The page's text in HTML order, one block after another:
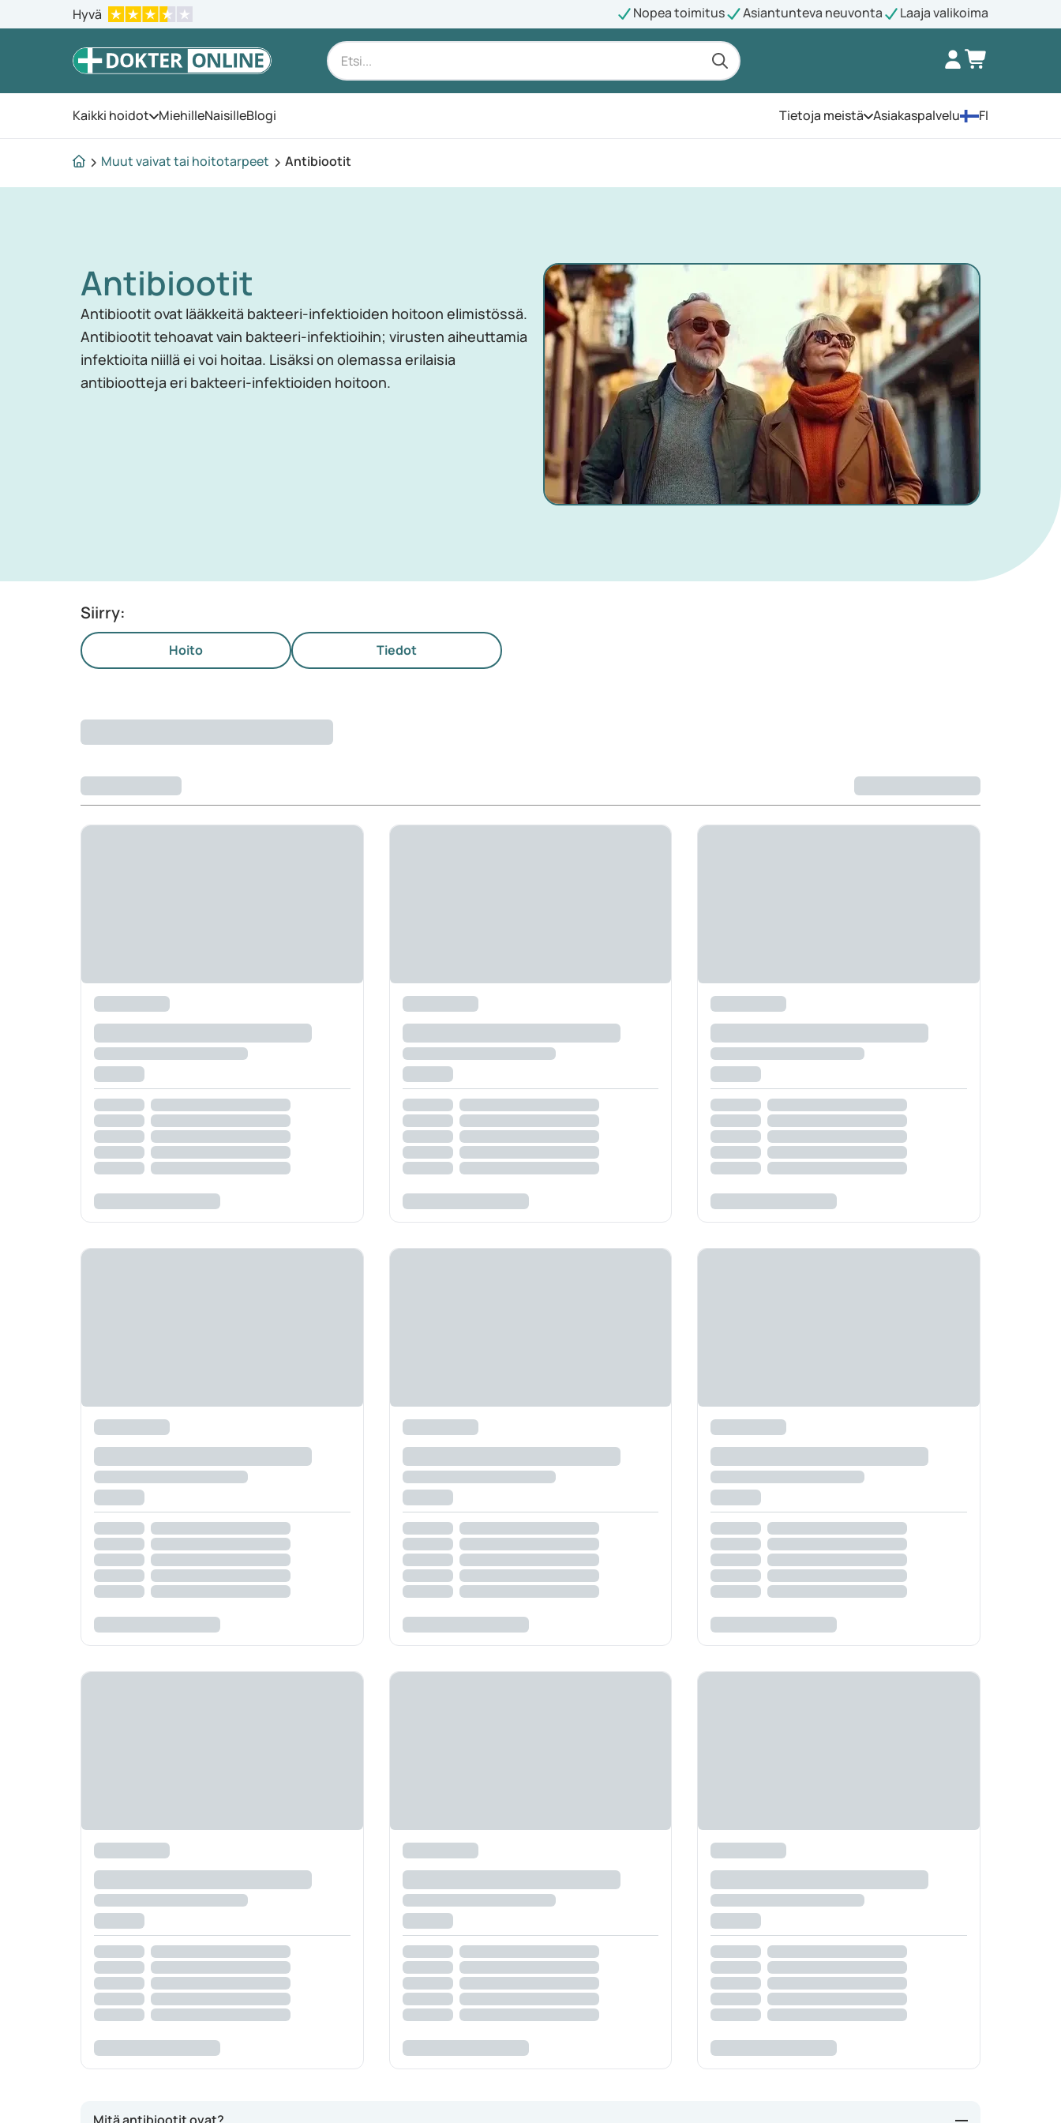
Hyvä Nopea toimitus Asiantunteva neuvonta Laaja valikoima
Kaikki hoidot Avaa valikko
MiehilleNaisilleBlogi Tietoja meistä Avaa valikko
Asiakaspalvelu FI
Muut vaivat tai hoitotarpeet Antibiootit
Antibiootit
Antibiootit ovat lääkkeitä bakteeri-infektioiden hoitoon elimistössä.
Antibiootit tehoavat vain bakteeri-infektioihin; virusten aiheuttamia
infektioita niillä ei voi hoitaa. Lisäksi on olemassa erilaisia
antibiootteja eri bakteeri-infektioiden hoitoon.
Siirry:
Hoito Tiedot